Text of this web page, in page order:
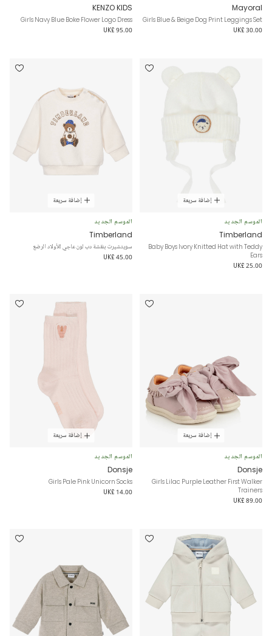
Mayoral
Girls Blue & Beige Dog Print Leggings Set
UK£ 30.00
KENZO KIDS
Girls Navy Blue Boke Flower Logo Dress
UK£ 95.00
إضافة سريعة
الموسم الجديد
Timberland
Baby Boys Ivory Knitted Hat with Teddy
Ears
UK£ 25.00
إضافة سريعة
الموسم الجديد
Timberland
سويتشيرت بنقشة دب لون عاجي للأولاد الرضع
UK£ 45.00
إضافة سريعة
الموسم الجديد
Donsje
Girls Lilac Purple Leather First Walker
Trainers
UK£ 89.00
إضافة سريعة
الموسم الجديد
Donsje
Girls Pale Pink Unicorn Socks
UK£ 14.00